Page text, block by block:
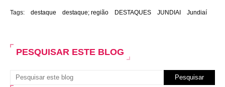
Tags: destaque destaque; região DESTAQUES JUNDIAI Jundiaí
PESQUISAR ESTE BLOG